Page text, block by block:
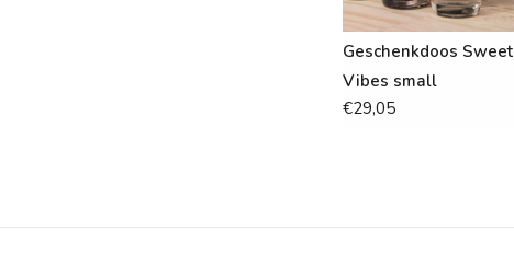
Geschenkdoos Sweet
Vibes small
€29,05